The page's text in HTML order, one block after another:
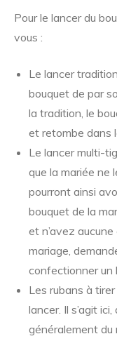
Pour le lancer du
vous :
Le lancer
bouquet de par
la tradition, le
et retombe dans
Le lancer multi-
que la mariée ne
pourront ainsi
bouquet de la
et n’avez
mariage,
confectionner un
Les rubans à
lancer. Il s’agit
généralement du